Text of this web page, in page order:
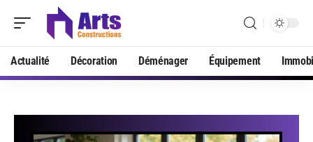
Actualité Décoration Déménager Équipement